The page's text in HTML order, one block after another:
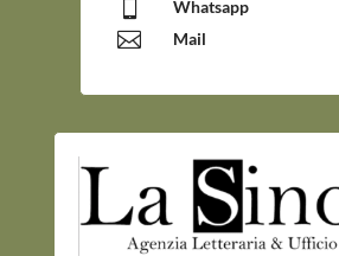
 Whatsapp
 Mail